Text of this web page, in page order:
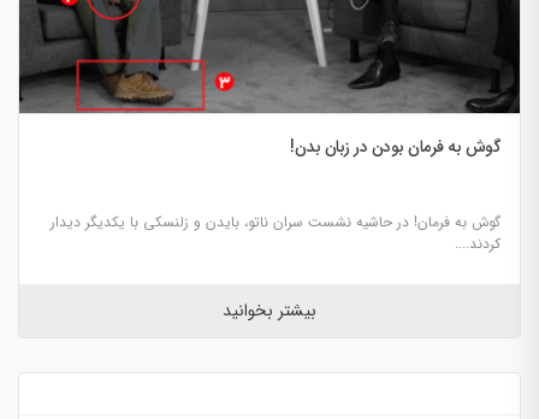
گوش به فرمان بودن در زبان بدن!
گوش به فرمان! در حاشیه نشست سران ناتو، بایدن و‌ زلنسکی با یکدیگر دیدار
کردند....
بیشتر بخوانید